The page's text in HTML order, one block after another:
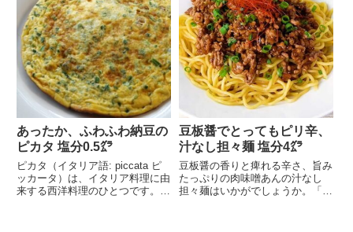
あったか、ふわふわ納豆の
ピカタ 塩分0.5㌘
ピカタ（イタリア語: piccata ピ
ッカータ）は、イタリア料理に由
来する西洋料理のひとつです。日
豆板醤でとってもピリ辛、
汁なし担々麺 塩分4㌘
豆板醤の香りと痺れる辛さ、旨み
たっぷりの肉味噌あんの汁なし
担々麺はいかがでしょうか。「評